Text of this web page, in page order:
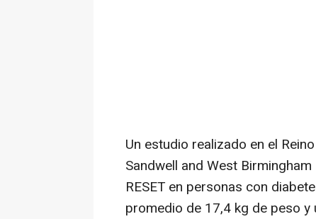
Un estudio realizado en el
Sandwell and West
RESET en personas con
promedio de 17,4 kg de peso